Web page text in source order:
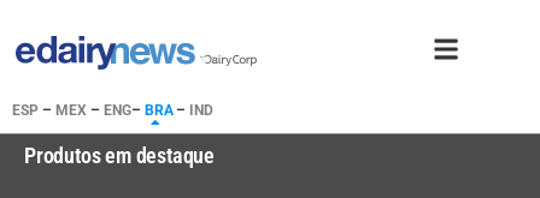
ESP – MEX – ENG– BRA– IND
Produtos em destaque